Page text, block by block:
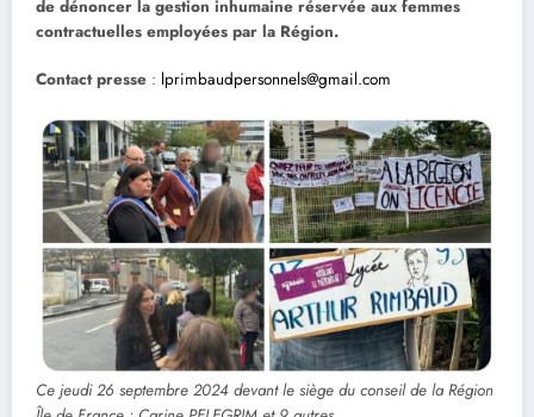
de dénoncer la gestion inhumaine réservée aux femmes
contractuelles employées par la Région.
Contact presse : lprimbaudpersonnels@gmail.com
Ce jeudi 26 septembre 2024 devant le siège du conseil de la Région